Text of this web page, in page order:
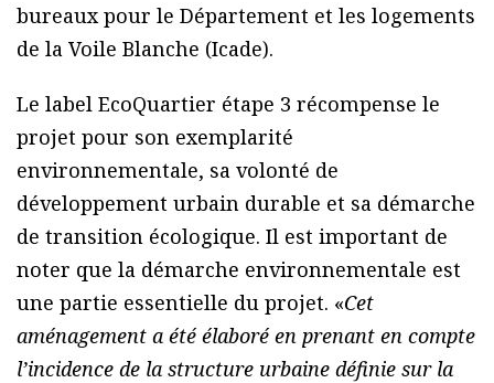
bureaux pour le Département et les logements
de la Voile Blanche (Icade).
Le label EcoQuartier étape 3 récompense le
projet pour son exemplarité
environnementale, sa volonté de
développement urbain durable et sa démarche
de transition écologique. Il est important de
noter que la démarche environnementale est
une partie essentielle du projet. «Cet
aménagement a été élaboré en prenant en compte
l’incidence de la structure urbaine définie sur la